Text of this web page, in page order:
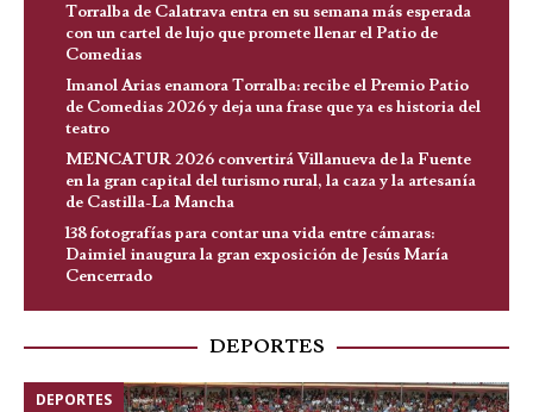
Torralba de Calatrava entra en su semana más esperada
con un cartel de lujo que promete llenar el Patio de
Comedias
Imanol Arias enamora Torralba: recibe el Premio Patio
de Comedias 2026 y deja una frase que ya es historia del
teatro
MENCATUR 2026 convertirá Villanueva de la Fuente
en la gran capital del turismo rural, la caza y la artesanía
de Castilla-La Mancha
138 fotografías para contar una vida entre cámaras:
Daimiel inaugura la gran exposición de Jesús María
Cencerrado
DEPORTES
DEPORTES